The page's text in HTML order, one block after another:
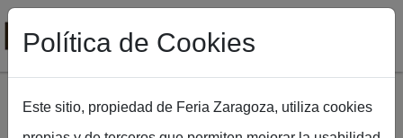
Política de Cookies
Este sitio, propiedad de Feria Zaragoza, utiliza cookies